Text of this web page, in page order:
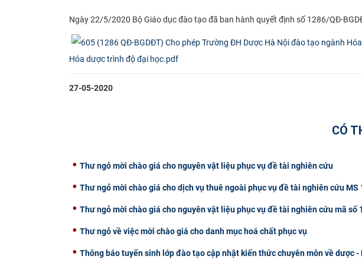
​Ngày 22/5/2020 Bộ Giáo dục đào tạo đã ban hành quyết định số 1286/QĐ-
Hóa dược trình độ đại học.pdf
27-05-2020
CÓ
Thư ngỏ mời chào giá cho nguyên vật liệu phục vụ đề tài nghiên cứu
Thư ngỏ mời chào giá cho dịch vụ thuê ngoài phục vụ đề tài nghiên cứu MS
Thư ngỏ mời chào giá cho nguyên vật liệu phục vụ đề tài nghiên cứu mã số
Thư ngỏ về việc mời chào giá cho danh mục hoá chất phục vụ
Thông báo tuyển sinh lớp đào tạo cập nhật kiến thức chuyên môn về dược